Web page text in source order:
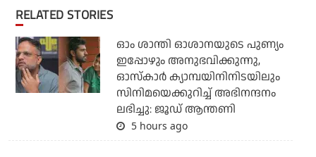
RELATED STORIES
ഓം ശാന്തി ഓശാനയുടെ പുണ്യം
ഇപ്പോഴും അനുഭവിക്കുന്നു,
ഓസ്കാർ ക്യാമ്പയിനിനിടയിലും
സിനിമയെക്കുറിച്ച് അഭിനന്ദനം
ലഭിച്ചു: ജൂഡ് ആന്തണി
5 hours ago